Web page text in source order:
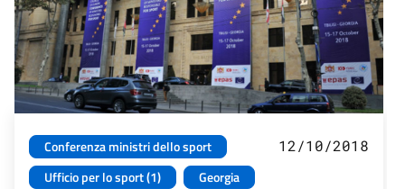
Conferenza ministri dello sport
Ufficio per lo sport (1)
Georgia
12/10/2018